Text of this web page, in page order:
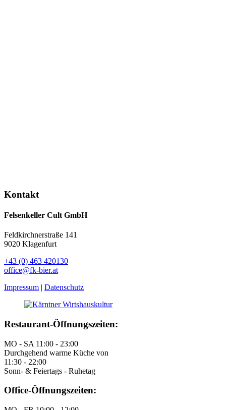
Kontakt
Felsenkeller Cult GmbH
​Feldkirchnerstraße 141
9020 Klagenfurt
​+43 (0) 463 420130
office@fk-bier.at
Impressum | Datenschutz
Restaurant-Öffnungszeiten:
MO - SA 11:00 - 23:00
Durchgehend warme Küche von
11:30 - 22:00
Sonn- & Feiertags - Ruhetag
Office-Öffnungszeiten: